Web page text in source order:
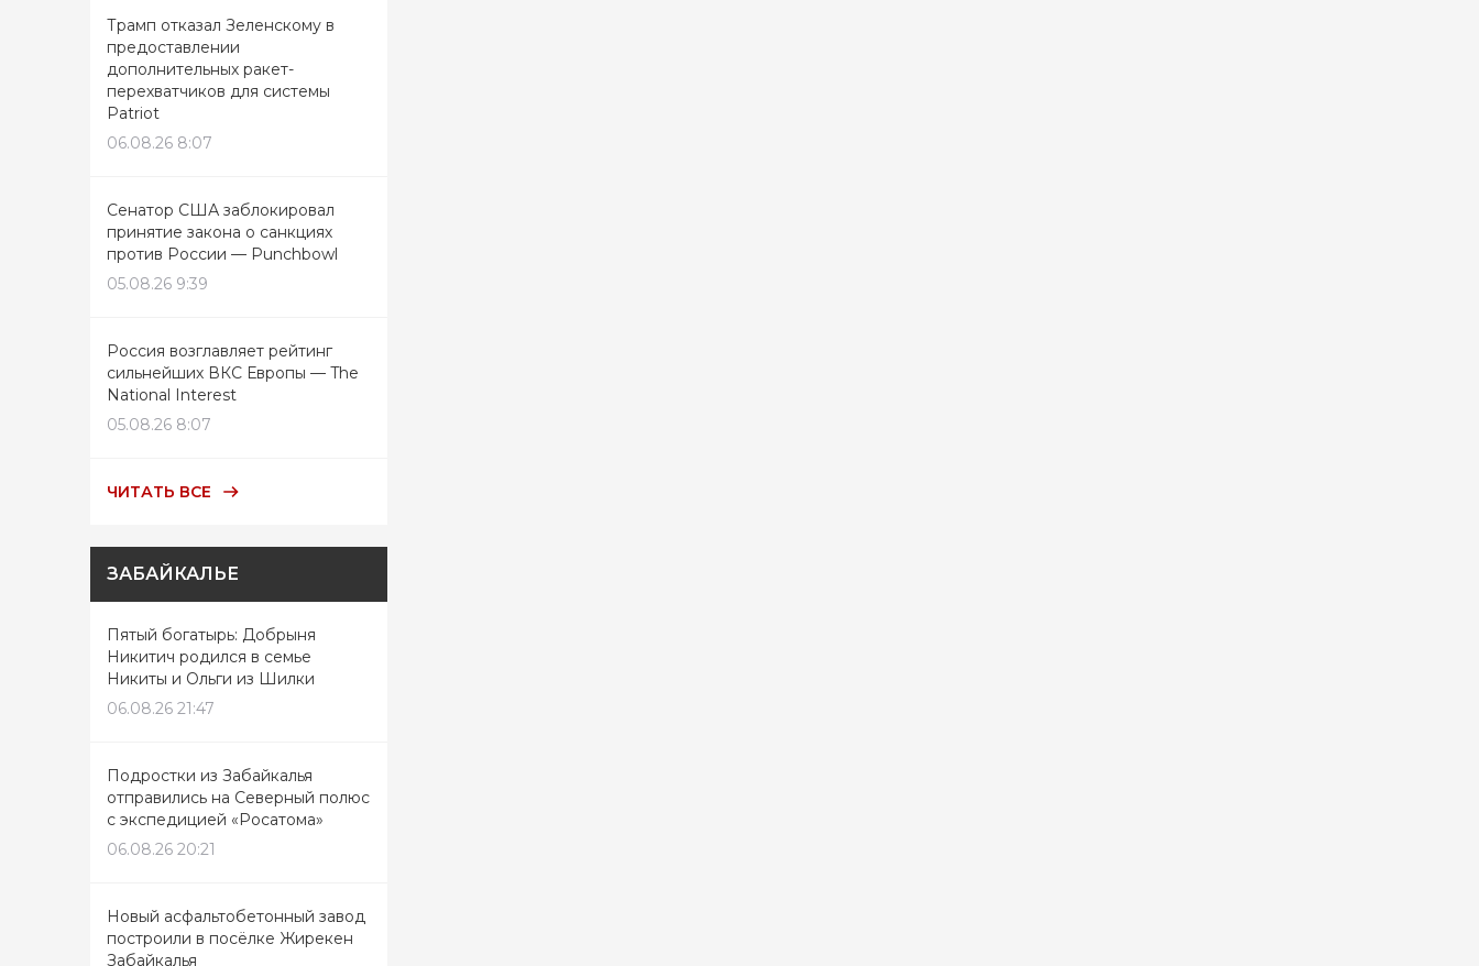
Трамп отказал Зеленскому в
предоставлении
дополнительных ракет-
перехватчиков для системы
Patriot
06.08.26 8:07
Сенатор США заблокировал
принятие закона о санкциях
против России — Punchbowl
05.08.26 9:39
Россия возглавляет рейтинг
сильнейших ВКС Европы — The
National Interest
05.08.26 8:07
ЧИТАТЬ ВСЕ
ЗАБАЙКАЛЬЕ
Пятый богатырь: Добрыня
Никитич родился в семье
Никиты и Ольги из Шилки
06.08.26 21:47
Подростки из Забайкалья
отправились на Северный полюс
с экспедицией «Росатома»
06.08.26 20:21
Новый асфальтобетонный завод
построили в посёлке Жирекен
Забайкалья